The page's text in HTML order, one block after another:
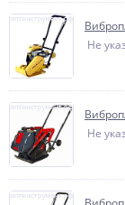
Не
Не